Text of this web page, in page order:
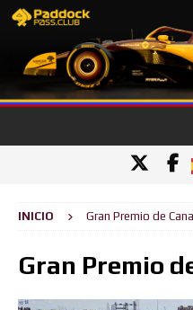
INICIO Gran Premio de
Gran Premio